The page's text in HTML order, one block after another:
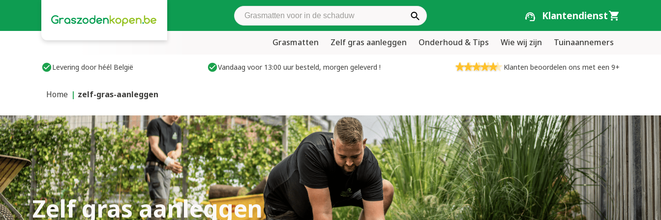
Zoek grasmatten Klantendienst
Grasmatten Zelf gras aanleggen Onderhoud & Tips Wie wij zijn Tuinaannemers
Levering door héél België Vandaag voor 13:00 uur besteld, morgen geleverd ! Klanten beoordelen ons met een 9+
Home zelf-gras-aanleggen
Zelf gras aanleggen